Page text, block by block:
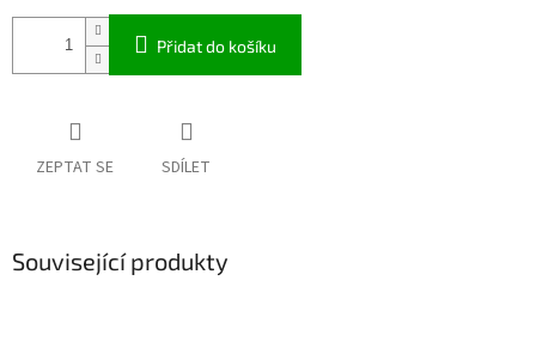
Přidat do košíku
ZEPTAT SE SDÍLET
Související produkty